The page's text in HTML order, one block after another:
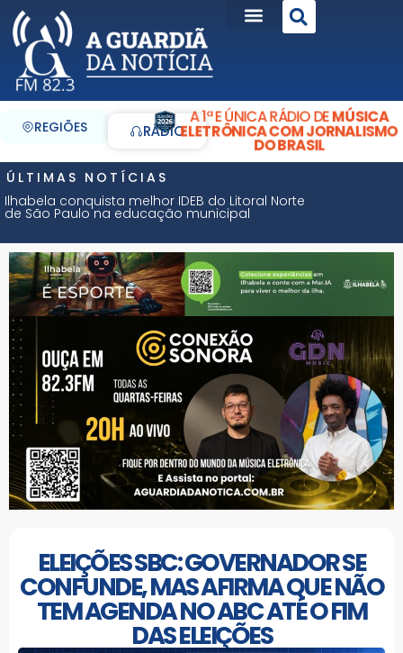
REGIÕES RÁDIO
A 1ª E ÚNICA RÁDIO DEMÚSICA
ELETRÔNICA COM JORNALISMO
DO BRASIL
ÚLTIMAS NOTÍCIAS
Ilhabela conquista melhor IDEB do Litoral Norte
de São Paulo na educação municipal
ELEIÇÕES SBC: GOVERNADOR SE
CONFUNDE, MAS AFIRMA QUE NÃO
TEM AGENDA NO ABC ATÉ O FIM
DAS ELEIÇÕES